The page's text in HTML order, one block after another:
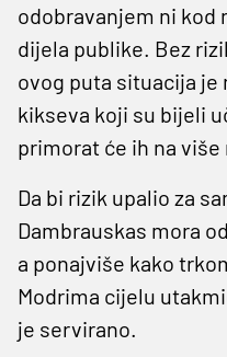
odobravanjem ni kod
dijela publike. Bez
ovog puta situacija
kikseva koji su bijeli
primorat će ih na više
Da bi rizik upalio za
Dambrauskas mora
a ponajviše kako
Modrima cijelu
je servirano.